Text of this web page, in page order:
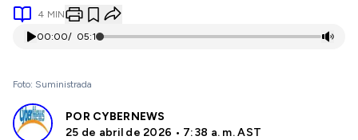
4 MIN
00:00/ 05:11
Foto: Suministrada
POR CYBERNEWS
25 de abril de 2026 • 7:38 a. m. AST